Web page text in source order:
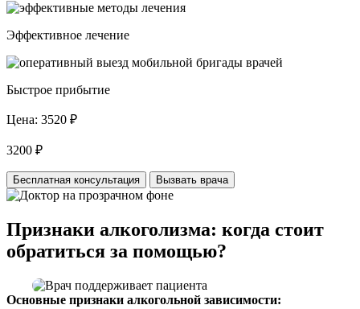
Эффективное лечение
Быстрое прибытие
Цена: 3520 ₽
3200 ₽
Бесплатная консультация Вызвать врача
Признаки алкоголизма: когда стоит
обратиться за помощью?
Основные признаки алкогольной зависимости: